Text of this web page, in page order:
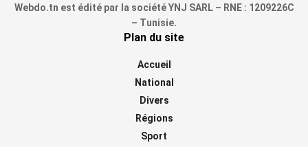
Webdo.tn est édité par la société YNJ SARL – RNE : 1209226C
– Tunisie.
Plan du site
Accueil
National
Divers
Régions
Sport